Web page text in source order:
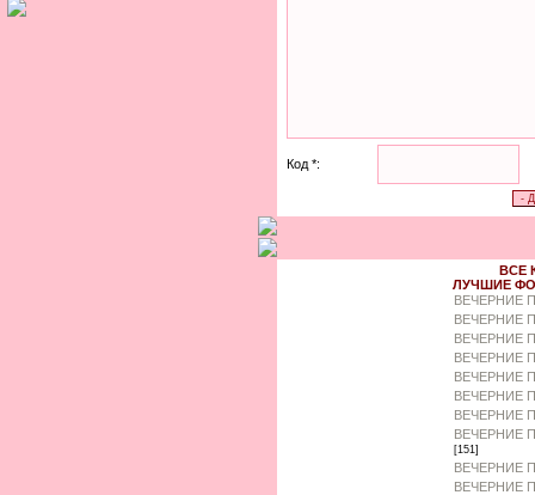
Код *:
ВСЕ
ЛУЧШИЕ
ВЕЧЕРНИЕ
ВЕЧЕРНИЕ
ВЕЧЕРНИЕ
ВЕЧЕРНИЕ
ВЕЧЕРНИЕ
ВЕЧЕРНИЕ
ВЕЧЕРНИЕ
ВЕЧЕРНИЕ
[151]
ВЕЧЕРНИЕ
ВЕЧЕРНИЕ